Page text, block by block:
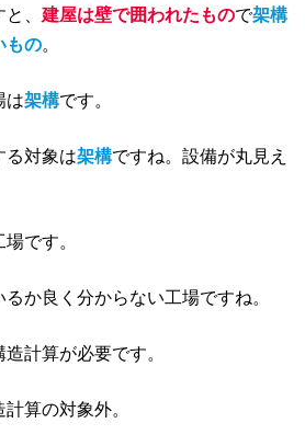
、 建屋は壁で囲われたもので架構
もの。
は架構です。
る対象は架構ですね。設備が丸見え
です。
か良く分からない工場ですね。
計算が必要です。
算の対象外。